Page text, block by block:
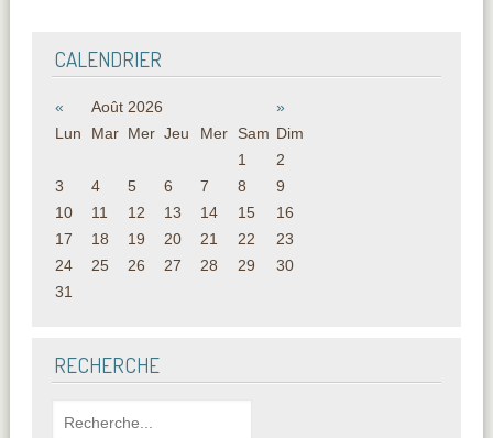
CALENDRIER
« Août 2026
»
Lun
Mar Mer Jeu Mer Sam Dim
1
2
3
4 5 6 7 8
9
10
11 12 13 14 15
16
17
18 19 20 21 22
23
24
25 26 27 28 29
30
31
RECHERCHE